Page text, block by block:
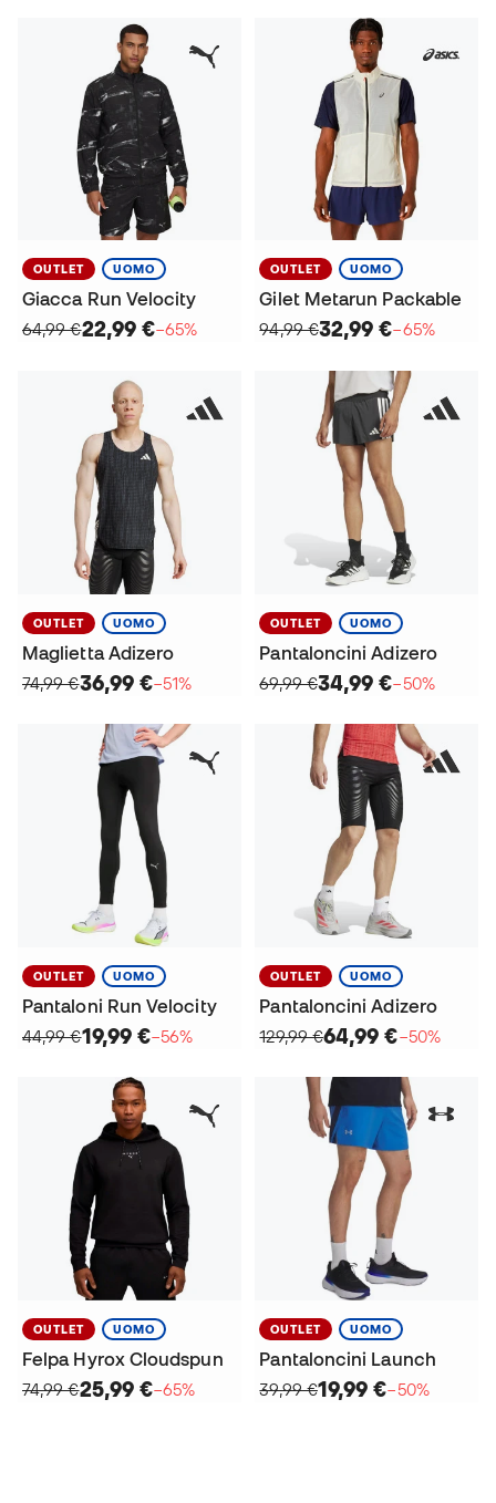
OUTLET UOMO
Giacca Run Velocity
64,99 €22,99 €−65%
OUTLET UOMO
Gilet Metarun Packable
94,99 €32,99 €−65%
OUTLET UOMO
Maglietta Adizero
74,99 €36,99 €−51%
OUTLET UOMO
Pantaloncini Adizero
69,99 €34,99 €−50%
OUTLET UOMO
Pantaloni Run Velocity
44,99 €19,99 €−56%
OUTLET UOMO
Pantaloncini Adizero
129,99 €64,99 €−50%
OUTLET UOMO
Felpa Hyrox Cloudspun
74,99 €25,99 €−65%
OUTLET UOMO
Pantaloncini Launch
39,99 €19,99 €−50%